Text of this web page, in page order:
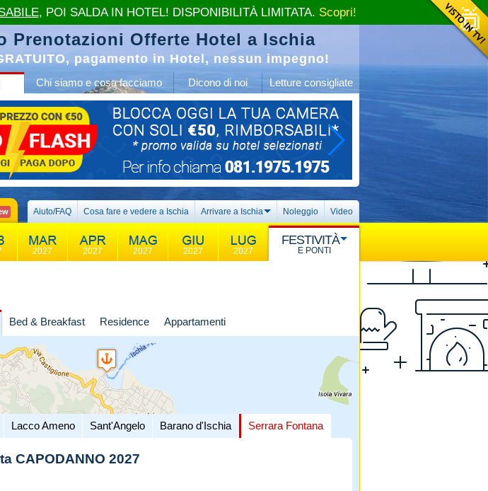
Prenotazioni Offerte Hotel a Ischia
pagamento in Hotel, nessun impegno!
Chi siamo e cosa facciamo Dicono di noi Letture consigliate
Aiuto/FAQ Cosa fare e vedere a Ischia Arrivare a Ischia Noleggio Video
2027 2027 2027 2027 2027
FESTIVITÀ
E PONTI
Bed & Breakfast Residence Appartamenti
Lacco Ameno Sant'Angelo Barano d'Ischia Serrara Fontana
CAPODANNO 2027
, POI SALDA IN HOTEL! DISPONIBILITÀ LIMITATA. Scopri!